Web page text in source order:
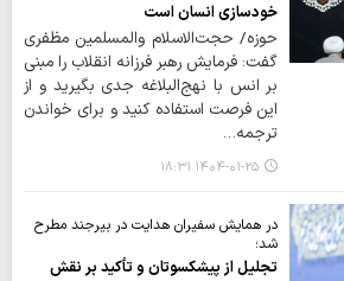
خودسازی انسان است
حوزه/ حجت‌الاسلام والمسلمین مظفری
گفت: فرمایش رهبر فرزانه انقلاب را مبنی
بر انس با نهج‌البلاغه جدی بگیرید و از
این فرصت استفاده کنید و برای خواندن
ترجمه…
۱۴۰۴-۰۱-۲۵ ۱۸:۳۱
در همایش سفیران هدایت در بیرجند مطرح
شد؛
تجلیل از پیشکسوتان و تأکید بر نقش